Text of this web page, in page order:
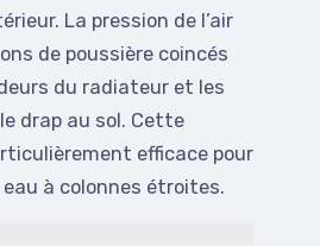
La pression de l’air
de poussière coincés
du radiateur et les
drap au sol. Cette
efficace pour
à colonnes étroites.